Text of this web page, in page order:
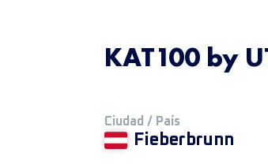
KAT100 by
Ciudad / País
Fieberbrunn